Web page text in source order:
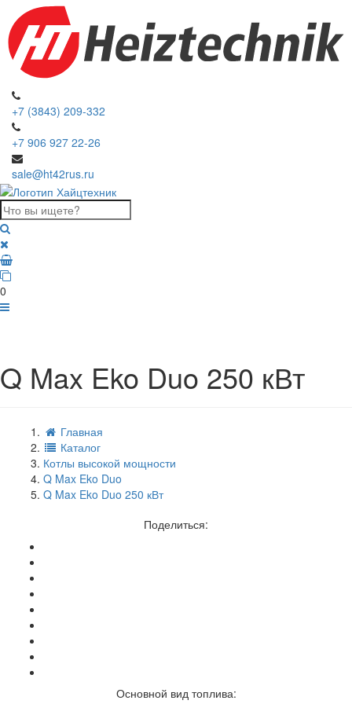
+7 (3843) 209-332
+7 906 927 22-26
sale@ht42rus.ru
0
Q Max Eko Duo 250 кВт
Главная
Каталог
Котлы высокой мощности
Q Max Eko Duo
Q Max Eko Duo 250 кВт
Поделиться:
Основной вид топлива: